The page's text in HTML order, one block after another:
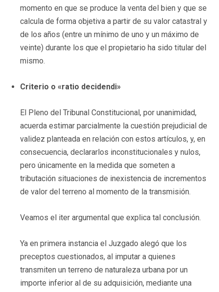
momento en que se produce la venta del bien y que se
calcula de forma objetiva a partir de su valor catastral y
de los años (entre un mínimo de uno y un máximo de
veinte) durante los que el propietario ha sido titular del
mismo.
Criterio o «ratio decidendi»
El Pleno del Tribunal Constitucional, por unanimidad,
acuerda estimar parcialmente la cuestión prejudicial de
validez planteada en relación con estos artículos, y, en
consecuencia, declararlos inconstitucionales y nulos,
pero únicamente en la medida que someten a
tributación situaciones de inexistencia de incrementos
de valor del terreno al momento de la transmisión.
Veamos el iter argumental que explica tal conclusión.
Ya en primera instancia el Juzgado alegó que los
preceptos cuestionados, al imputar a quienes
transmiten un terreno de naturaleza urbana por un
importe inferior al de su adquisición, mediante una